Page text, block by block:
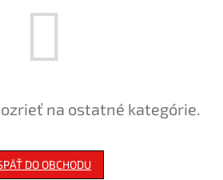
na ostatné kategórie.
DO OBCHODU